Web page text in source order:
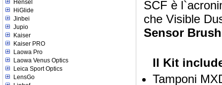
Hensel
HiGlide
Jinbei
Jupio
Kaiser
Kaiser PRO
Laowa Pro
Laowa Venus Optics
Leica Sport Optics
LensGo
SCF è
che Visible
Sensor Brush
Il Kit
Tamponi